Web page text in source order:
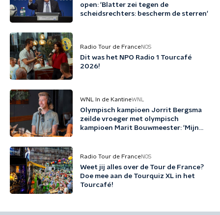
open: 'Blatter zei tegen de
scheidsrechters: bescherm de sterren'
Radio Tour de FranceNOS
Dit was het NPO Radio 1 Tourcafé
2026!
WNL In de KantineWNL
Olympisch kampioen Jorrit Bergsma
zeilde vroeger met olympisch
kampioen Marit Bouwmeester: 'Mijn
Radio Tour de FranceNOS
Weet jij alles over de Tour de France?
Doe mee aan de Tourquiz XL in het
Tourcafé!